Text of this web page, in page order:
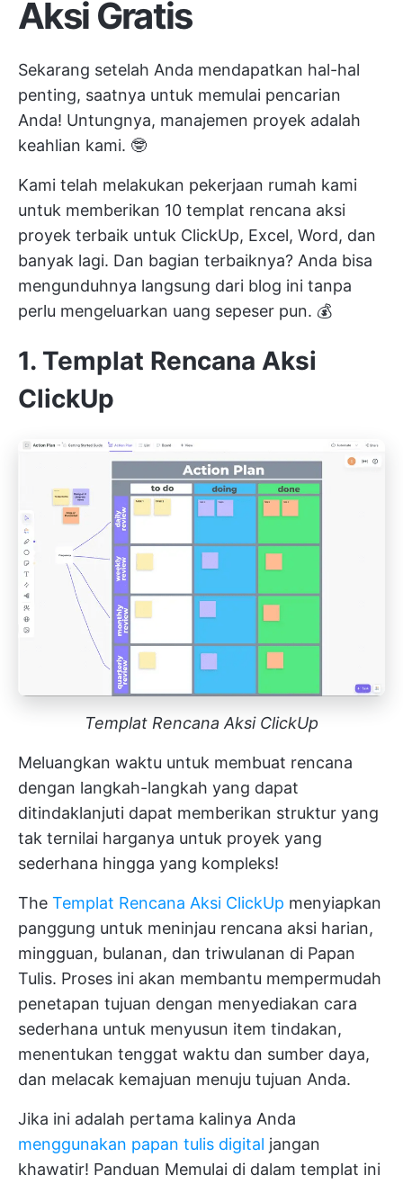
Aksi Gratis
Sekarang setelah Anda mendapatkan hal-hal
penting, saatnya untuk memulai pencarian
Anda! Untungnya, manajemen proyek adalah
keahlian kami. 🤓
Kami telah melakukan pekerjaan rumah kami
untuk memberikan 10 templat rencana aksi
proyek terbaik untuk ClickUp, Excel, Word, dan
banyak lagi. Dan bagian terbaiknya? Anda bisa
mengunduhnya langsung dari blog ini tanpa
perlu mengeluarkan uang sepeser pun. 💰
1. Templat Rencana Aksi
ClickUp
Templat Rencana Aksi ClickUp
Meluangkan waktu untuk membuat rencana
dengan langkah-langkah yang dapat
ditindaklanjuti dapat memberikan struktur yang
tak ternilai harganya untuk proyek yang
sederhana hingga yang kompleks!
The Templat Rencana Aksi ClickUp menyiapkan
panggung untuk meninjau rencana aksi harian,
mingguan, bulanan, dan triwulanan di Papan
Tulis. Proses ini akan membantu mempermudah
penetapan tujuan dengan menyediakan cara
sederhana untuk menyusun item tindakan,
menentukan tenggat waktu dan sumber daya,
dan melacak kemajuan menuju tujuan Anda.
Jika ini adalah pertama kalinya Anda
menggunakan papan tulis digital jangan
khawatir! Panduan Memulai di dalam templat ini